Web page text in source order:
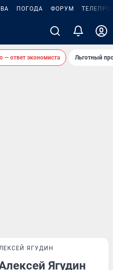
ПОГОДА ФОРУМ
— ответ экономиста Льготный
ЯГУДИН
Ягудин